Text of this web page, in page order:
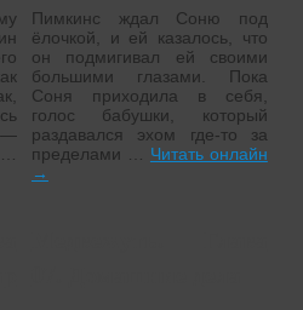
Пимкинс ждал Соню под
ёлочкой, и ей казалось, что
он подмигивал ей своими
большими глазами. Пока
Соня приходила в себя,
голос бабушки, который
раздавался эхом где-то за
пределами … Читать онлайн
→